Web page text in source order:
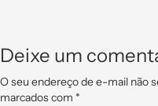
Deixe um
O seu endereço de e-mail não
marcados com *